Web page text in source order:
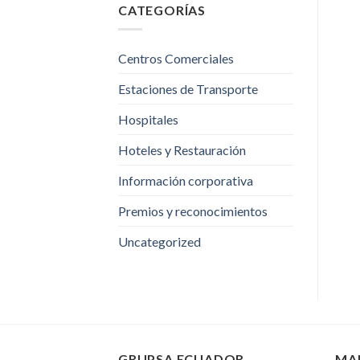
CATEGORÍAS
Centros Comerciales
Estaciones de Transporte
Hospitales
Hoteles y Restauración
Información corporativa
Premios y reconocimientos
Uncategorized